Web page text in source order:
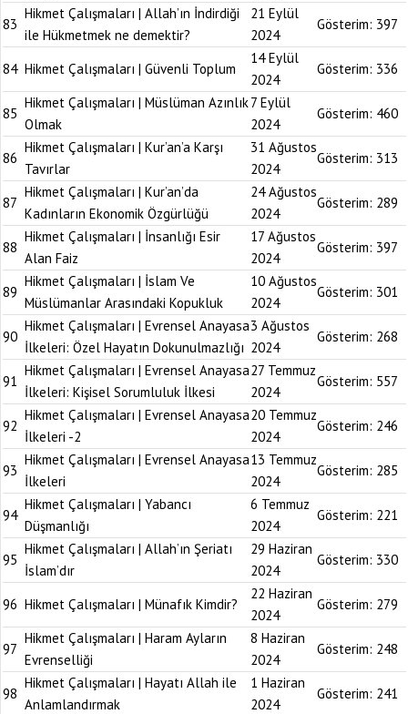
83
Hikmet Çalışmaları | Allah’ın İndirdiği
ile Hükmetmek ne demektir?
21 Eylül
2024
Gösterim: 397
84 Hikmet Çalışmaları | Güvenli Toplum
14 Eylül
2024
Gösterim: 336
85
Hikmet Çalışmaları | Müslüman Azınlık
Olmak
7 Eylül
2024
Gösterim: 460
86
Hikmet Çalışmaları | Kur’an’a Karşı
Tavırlar
31 Ağustos
2024
Gösterim: 313
87
Hikmet Çalışmaları | Kur’an’da
Kadınların Ekonomik Özgürlüğü
24 Ağustos
2024
Gösterim: 289
88
Hikmet Çalışmaları | İnsanlığı Esir
Alan Faiz
17 Ağustos
2024
Gösterim: 397
89
Hikmet Çalışmaları | İslam Ve
Müslümanlar Arasındaki Kopukluk
10 Ağustos
2024
Gösterim: 301
90
Hikmet Çalışmaları | Evrensel Anayasa
İlkeleri: Özel Hayatın Dokunulmazlığı
3 Ağustos
2024
Gösterim: 268
91
Hikmet Çalışmaları | Evrensel Anayasa
İlkeleri: Kişisel Sorumluluk İlkesi
27 Temmuz
2024
Gösterim: 557
92
Hikmet Çalışmaları | Evrensel Anayasa
İlkeleri -2
20 Temmuz
2024
Gösterim: 246
93
Hikmet Çalışmaları | Evrensel Anayasa
İlkeleri
13 Temmuz
2024
Gösterim: 285
94
Hikmet Çalışmaları | Yabancı
Düşmanlığı
6 Temmuz
2024
Gösterim: 221
95
Hikmet Çalışmaları | Allah’ın Şeriatı
İslam’dır
29 Haziran
2024
Gösterim: 330
96 Hikmet Çalışmaları | Münafık Kimdir?
22 Haziran
2024
Gösterim: 279
97
Hikmet Çalışmaları | Haram Ayların
Evrenselliği
8 Haziran
2024
Gösterim: 248
98
Hikmet Çalışmaları | Hayatı Allah ile
Anlamlandırmak
1 Haziran
2024
Gösterim: 241